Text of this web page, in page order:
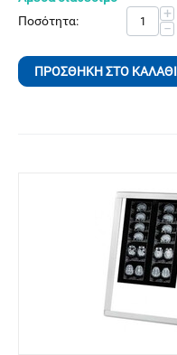
Ποσότητα:
+
−
ΠΡΟΣΘΉΚΗ ΣΤΟ ΚΑΛΆΘΙ